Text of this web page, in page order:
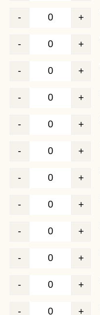
Quantité
- +
Quantité
- +
Quantité
- +
Quantité
- +
Quantité
- +
Quantité
- +
Quantité
- +
Quantité
- +
Quantité
- +
Quantité
- +
Quantité
- +
- +